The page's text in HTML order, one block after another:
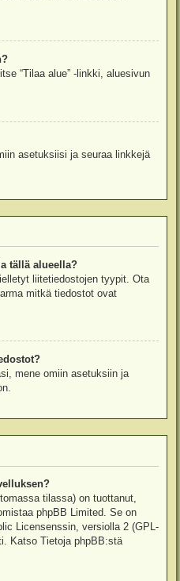
“Tilaa alue” -linkki, aluesivun
asetuksiisi ja seuraa linkkejä
tällä alueella?
liitetiedostojen tyypit. Ota
mitkä tiedostot ovat
mene omiin asetuksiin ja
tilassa) on tuottanut,
phpBB Limited . Se on
Licensenssin, versiolla 2 (GPL-
Katso Tietoja phpBB:stä